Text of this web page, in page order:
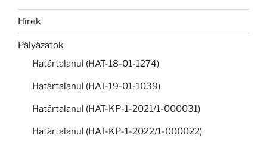
Hírek
Pályázatok
Határtalanul (HAT-18-01-1274)
Határtalanul (HAT-19-01-1039)
Határtalanul (HAT-KP-1-2021/1-000031)
Határtalanul (HAT-KP-1-2022/1-000022)